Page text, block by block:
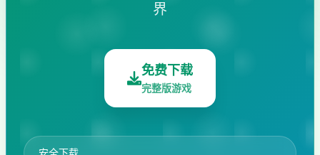
界
免费下载
完整版游戏